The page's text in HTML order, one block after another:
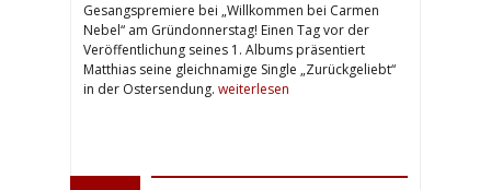
Gesangspremiere bei „Willkommen bei Carmen
Nebel“ am Gründonnerstag! Einen Tag vor der
Veröffentlichung seines 1. Albums präsentiert
Matthias seine gleichnamige Single „Zurückgeliebt“
in der Ostersendung. weiterlesen